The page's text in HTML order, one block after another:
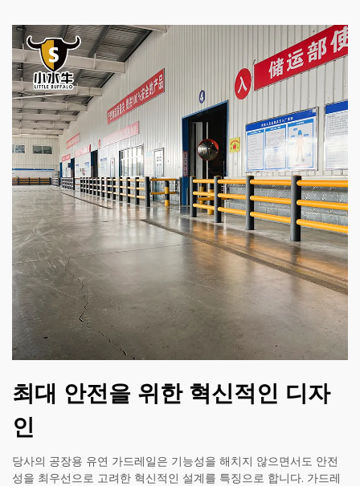
최대 안전을 위한 혁신적인 디자
인
당사의 공장용 유연 가드레일은 기능성을 해치지 않으면서도 안전
성을 최우선으로 고려한 혁신적인 설계를 특징으로 합니다. 가드레